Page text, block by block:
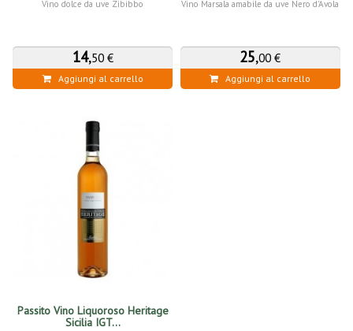
Vino dolce da uve Zibibbo
14,50 €
Aggiungi al carrello
Vino Marsala amabile da uve Nero d'Avola
25,00 €
Aggiungi al carrello
Passito Vino Liquoroso Heritage
Sicilia IGT...